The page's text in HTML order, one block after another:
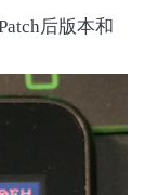
后版本和